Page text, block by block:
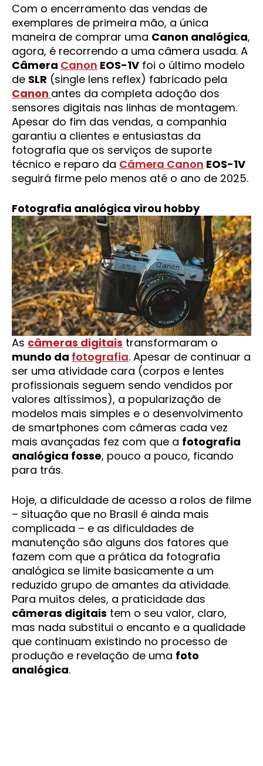
Com o encerramento das vendas de
exemplares de primeira mão, a única
maneira de comprar uma Canon analógica,
agora, é recorrendo a uma câmera usada. A
Câmera Canon EOS-1V foi o último modelo
de SLR (single lens reflex) fabricado pela
Canon antes da completa adoção dos
sensores digitais nas linhas de montagem.
Apesar do fim das vendas, a companhia
garantiu a clientes e entusiastas da
fotografia que os serviços de suporte
técnico e reparo da Câmera Canon EOS-1V
seguirá firme pelo menos até o ano de 2025.
Fotografia analógica virou hobby
As câmeras digitais transformaram o
mundo da fotografia. Apesar de continuar a
ser uma atividade cara (corpos e lentes
profissionais seguem sendo vendidos por
valores altíssimos), a popularização de
modelos mais simples e o desenvolvimento
de smartphones com câmeras cada vez
mais avançadas fez com que a fotografia
analógica fosse, pouco a pouco, ficando
para trás.
Hoje, a dificuldade de acesso a rolos de filme
– situação que no Brasil é ainda mais
complicada – e as dificuldades de
manutenção são alguns dos fatores que
fazem com que a prática da fotografia
analógica se limite basicamente a um
reduzido grupo de amantes da atividade.
Para muitos deles, a praticidade das
câmeras digitais tem o seu valor, claro,
mas nada substitui o encanto e a qualidade
que continuam existindo no processo de
produção e revelação de uma foto
analógica.